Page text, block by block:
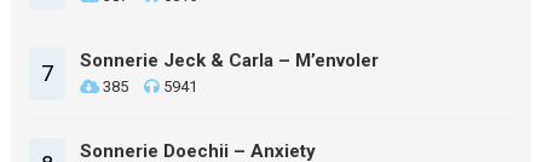
7 Sonnerie Jeck & Carla – M’envoler
385 5941
Sonnerie Doechii – Anxiety